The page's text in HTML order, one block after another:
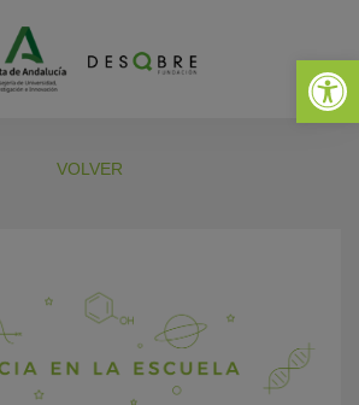
Abrir
VOLVER